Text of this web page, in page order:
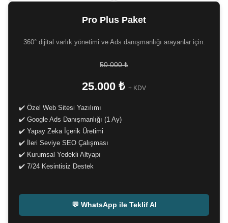
Pro Plus Paket
360° dijital varlık yönetimi ve Ads danışmanlığı arayanlar için.
50.000 ₺
25.000 ₺ + KDV
✔️ Özel Web Sitesi Yazılımı
✔️ Google Ads Danışmanlığı (1 Ay)
✔️ Yapay Zeka İçerik Üretimi
✔️ İleri Seviye SEO Çalışması
✔️ Kurumsal Yedekli Altyapı
✔️ 7/24 Kesintisiz Destek
💬 WhatsApp ile Teklif Al